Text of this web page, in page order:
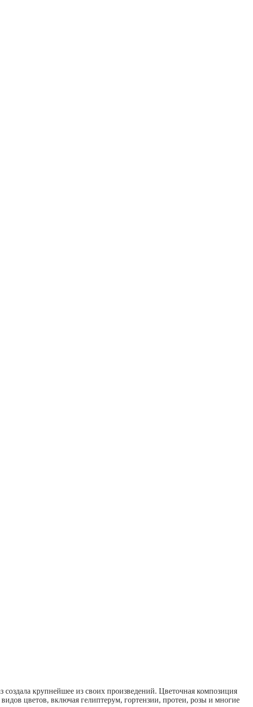
крупнейшее из своих произведений. Цветочная композиция
цветов, включая гелиптерум, гортензии, протеи, розы и многие